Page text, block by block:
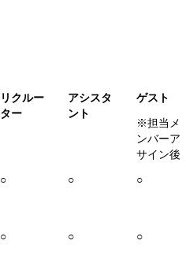
リクルー
ター
アシスタ
ント
ゲスト
※担当メ
ンバーア
サイン後
○ ○ ○
○ ○ ○